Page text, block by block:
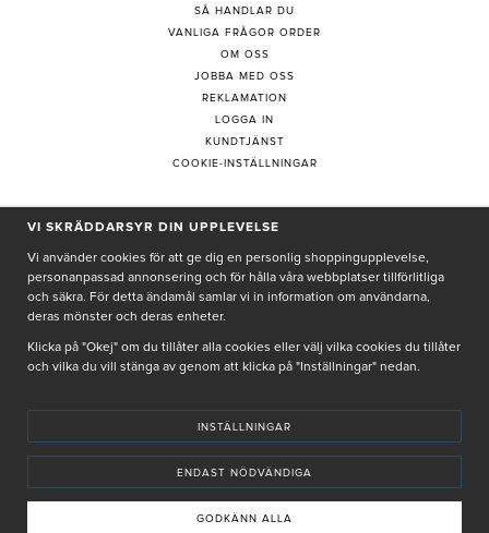
SÅ HANDLAR DU
VANLIGA FRÅGOR ORDER
OM OSS
JOBBA MED OSS
REKLAMATION
LOGGA IN
KUNDTJÄNST
COOKIE-INSTÄLLNINGAR
PRENUMERERA PÅ NYHETSBREV
Genom att ge min e-post, accepterar jag Seth och Sallyintegritetspolicy
De uppgifter du matar in kommer endast användas till våra nyhetsbrev.
INNEHÅLLET OCH REKOMMENDATIONERNA PÅ DENNA SIDA ÄR FRAMTAGNA OCH GRANSKADE
VI SKRÄDDARSYR DIN UPPLEVELSE
Vi använder cookies för att ge dig en personlig shoppingupplevelse,
personanpassad annonsering och för hålla våra webbplatser tillförlitliga
och säkra. För detta ändamål samlar vi in information om användarna,
deras mönster och deras enheter.
Klicka på "Okej" om du tillåter alla cookies eller välj vilka cookies du tillåter
och vilka du vill stänga av genom att klicka på "Inställningar" nedan.
INSTÄLLNINGAR
ENDAST NÖDVÄNDIGA
GODKÄNN ALLA